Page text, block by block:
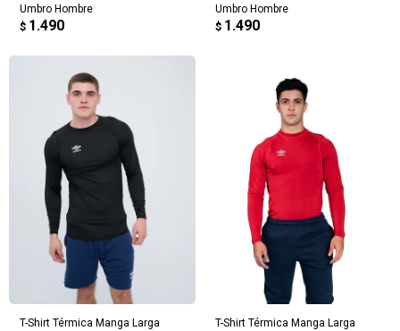
Umbro Hombre
$ 1.490
Umbro Hombre
$ 1.490
T-Shirt Térmica Manga Larga
T-Shirt Térmica Manga Larga